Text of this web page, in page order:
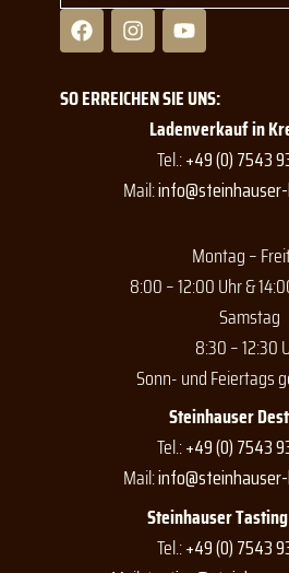
F
a
c
e
b
I
n
s
t
a
m
Y
o
u
t
u
b
e
SO ERREICHEN SIE UNS:
Ladenverkauf in
Tel.:+49 (0) 7543
Mail:
Montag –
8:00 – 12:00 Uhr &
Samstag
8:30 – 12:30
Sonn- und Feiertags
Steinhauser
Tel.:+49 (0) 7543
Mail:
Steinhauser
Tel.:+49 (0) 7543